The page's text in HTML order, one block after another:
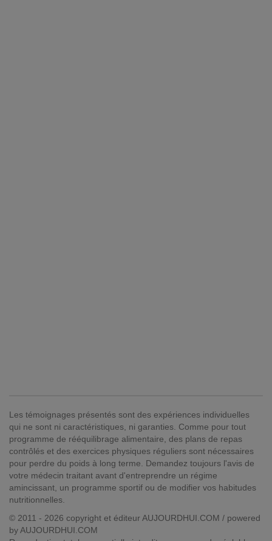
Les témoignages présentés sont des expériences individuelles
qui ne sont ni caractéristiques, ni garanties. Comme pour tout
programme de rééquilibrage alimentaire, des plans de repas
contrôlés et des exercices physiques réguliers sont nécessaires
pour perdre du poids à long terme. Demandez toujours l'avis de
votre médecin traitant avant d'entreprendre un régime
amincissant, un programme sportif ou de modifier vos habitudes
nutritionnelles.
© 2011 - 2026 copyright et éditeur AUJOURDHUI.COM / powered
by AUJOURDHUI.COM